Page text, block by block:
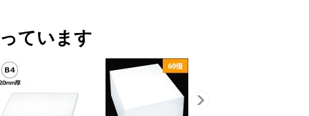
ています